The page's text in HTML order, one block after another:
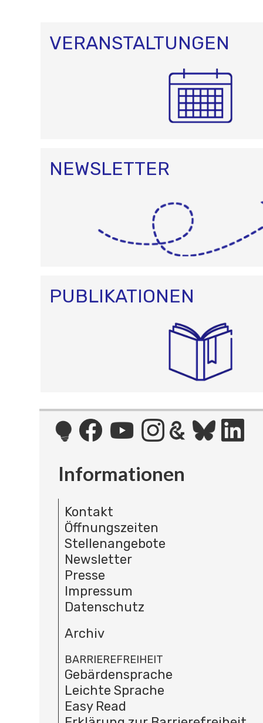
VERANSTALTUNGEN
NEWSLETTER
PUBLIKATIONEN
Informationen
Kontakt
Öffnungszeiten
Stellenangebote
Newsletter
Presse
Impressum
Datenschutz
Archiv
BARRIEREFREIHEIT
Gebärdensprache
Leichte Sprache
Easy Read